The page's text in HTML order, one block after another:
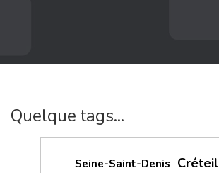
Quelque tags...
Seine-Saint-Denis Créteil